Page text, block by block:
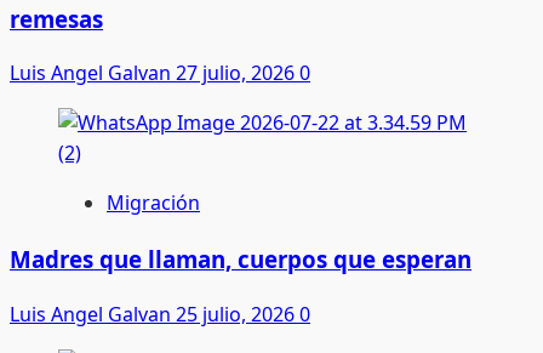
remesas
Luis Angel Galvan 27 julio, 20260
Migración
Madres que llaman, cuerpos que esperan
Luis Angel Galvan 25 julio, 20260